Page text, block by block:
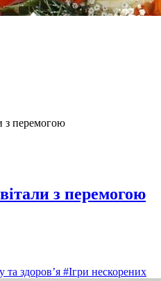
з перемогою
з перемогою
та здоров’я #Ігри нескорених